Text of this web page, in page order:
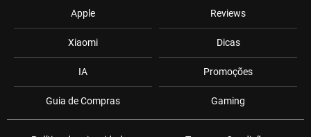
Apple
Xiaomi
IA
Guia de Compras
Reviews
Dicas
Promoções
Gaming